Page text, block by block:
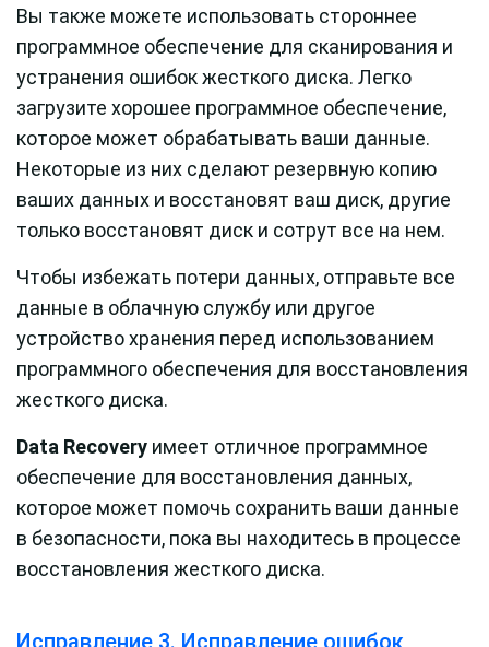
Вы также можете использовать стороннее
программное обеспечение для сканирования и
устранения ошибок жесткого диска. Легко
загрузите хорошее программное обеспечение,
которое может обрабатывать ваши данные.
Некоторые из них сделают резервную копию
ваших данных и восстановят ваш диск, другие
только восстановят диск и сотрут все на нем.
Чтобы избежать потери данных, отправьте все
данные в облачную службу или другое
устройство хранения перед использованием
программного обеспечения для восстановления
жесткого диска.
Data Recovery имеет отличное программное
обеспечение для восстановления данных,
которое может помочь сохранить ваши данные
в безопасности, пока вы находитесь в процессе
восстановления жесткого диска.
Исправление 3. Исправление ошибок